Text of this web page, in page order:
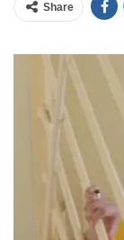
Share